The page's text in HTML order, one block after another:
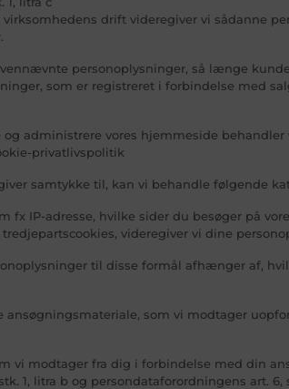
drift videregiver vi sådanne
personoplysninger, så længe
som er registreret i forbindelse med
administrere vores hjemmeside
privatlivspolitik
samtykke til, kan vi behandle følgende
fx IP-adresse, hvilke sider du besøger på
videregiver vi dine
til disse formål afhænger af,
som vi modtager
vi modtager fra dig i forbindelse med din
1, litra b og persondataforordningens art. 6,